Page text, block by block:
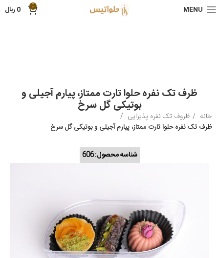
MENU
0
0ریال
ظرف تک نفره حلوا تارت ممتاز، پیارم آجیلی و
بوتیکی گل سرخ
خانه
ظروف تک نفره پذیرایی
ظرف تک نفره حلوا تارت ممتاز، پیارم آجیلی و بوتیکی گل سرخ
شناسه محصول:606